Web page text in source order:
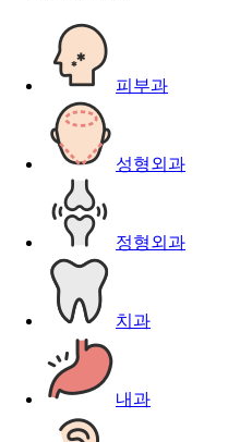
피부과
성형외과
정형외과
치과
내과